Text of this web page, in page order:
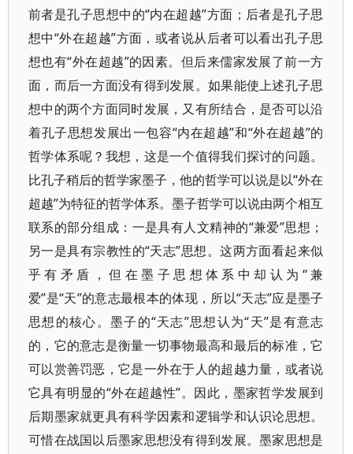
前者是孔子思想中的“内在超越”方面；后者是孔子思
想中“外在超越”方面，或者说从后者可以看出孔子思
想也有“外在超越”的因素。但后来儒家发展了前一方
面，而后一方面没有得到发展。如果能使上述孔子思
想中的两个方面同时发展，又有所结合，是否可以沿
着孔子思想发展出一包容“内在超越”和“外在超越”的
哲学体系呢？我想，这是一个值得我们探讨的问题。
比孔子稍后的哲学家墨子，他的哲学可以说是以“外在
超越”为特征的哲学体系。墨子哲学可以说由两个相互
联系的部分组成：一是具有人文精神的“兼爱”思想；
另一是具有宗教性的“天志”思想。这两方面看起来似
乎有矛盾，但在墨子思想体系中却认为“兼
爱”是“天”的意志最根本的体现，所以“天志”应是墨子
思想的核心。墨子的“天志”思想认为“天”是有意志
的，它的意志是衡量一切事物最高和最后的标准，它
可以赏善罚恶，它是一外在于人的超越力量，或者说
它具有明显的“外在超越性”。因此，墨家哲学发展到
后期墨家就更具有科学因素和逻辑学和认识论思想。
可惜在战国以后墨家思想没有得到发展。墨家思想是